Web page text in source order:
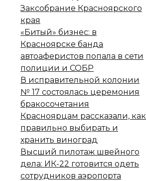
Заксобрание Красноярского
края
«Битый» бизнес: в
Красноярске банда
автоаферистов попала в сети
полиции и СОБР
В исправительной колонии
№ 17 состоялась церемония
бракосочетания
Красноярцам рассказали, как
правильно выбирать и
хранить виноград
Высший пилотаж швейного
дела: ИК-22 готовится одеть
сотрудников аэропорта